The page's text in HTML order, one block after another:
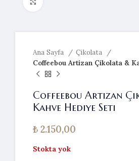
Ana Sayfa
Çikolata
Coffeebou Artizan Çikolata &
Coffeebou Artizan
Kahve Hediye Seti
₺ 2.150,00
Stokta yok